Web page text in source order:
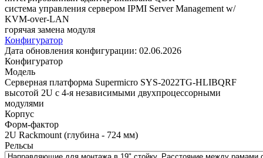
система управления сервером IPMI Server Management w/
KVM-over-LAN
горячая замена модуля
Конфигуратор
Дата обновления конфигурации: 02.06.2026
Конфигуратор
Модель
Cерверная платформа Supermicro SYS-2022TG-HLIBQRF
высотой 2U с 4-я независимыми двухпроцессорными
модулями
Корпус
Форм-фактор
2U Rackmount (глубина - 724 мм)
Рельсы